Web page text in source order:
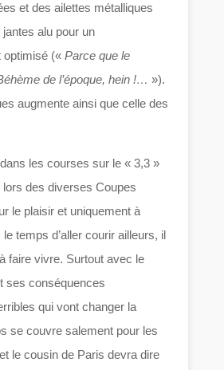
et des ailettes métalliques
alu pour un
optimisé («Parce que le
de l’époque, hein !… »).
augmente ainsi que celle des
les courses sur le « 3,3 »
lors des diverses Coupes
le plaisir et uniquement à
temps d’aller courir ailleurs, il
faire vivre. Surtout avec le
ses conséquences
qui vont changer la
se couvre salement pour les
le cousin de Paris devra dire